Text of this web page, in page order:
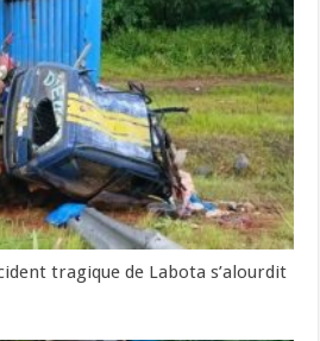
tragique de Labota s’alourdit